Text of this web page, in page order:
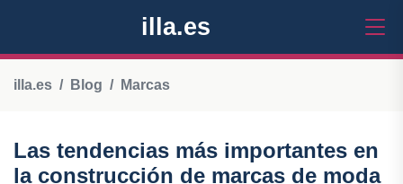
illa.es
illa.es Blog Marcas
Las tendencias más importantes en
la construcción de marcas de moda